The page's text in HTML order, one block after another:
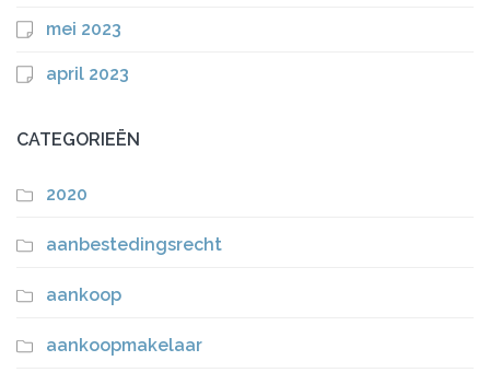
mei 2023
april 2023
CATEGORIEËN
2020
aanbestedingsrecht
aankoop
aankoopmakelaar